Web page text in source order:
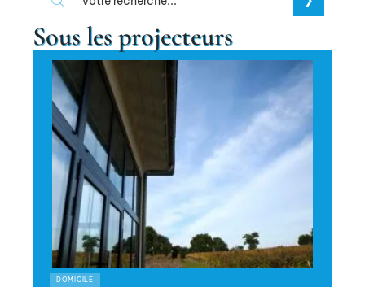
Sous les projecteurs
DOMICILE